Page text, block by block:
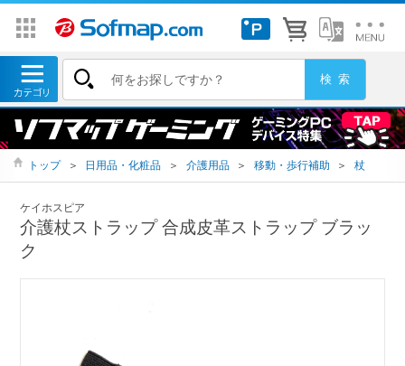
トップ ＞ 日用品・化粧品 ＞ 介護用品 ＞ 移動・歩行補助 ＞ 杖
ケイホスピア
介護杖ストラップ 合成皮革ストラップ ブラッ
ク